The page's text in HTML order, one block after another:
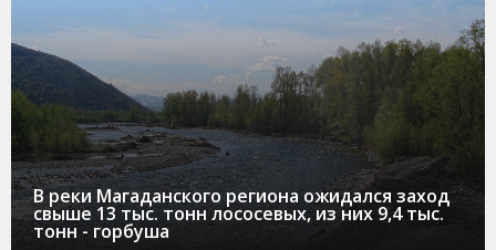
В реки Магаданского региона ожидался заход
свыше 13 тыс. тонн лососевых, из них 9,4 тыс.
тонн - горбуша